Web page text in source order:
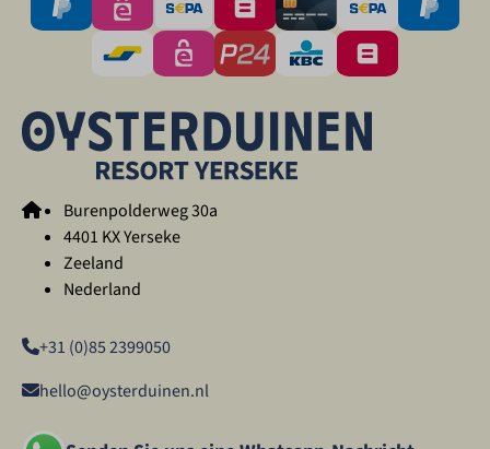
Burenpolderweg 30a
4401 KX Yerseke
Zeeland
Nederland
+31 (0)85 2399050
hello@oysterduinen.nl